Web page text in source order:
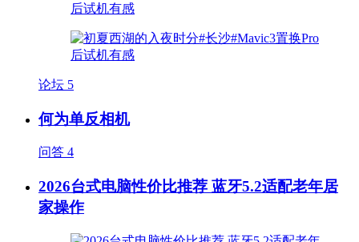
论坛 5
何为单反相机
问答 4
2026台式电脑性价比推荐 蓝牙5.2适配老年居
家操作